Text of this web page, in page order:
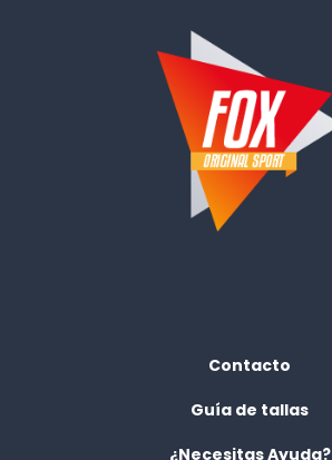
Contacto
Guía de tallas
¿Necesitas Ayuda?